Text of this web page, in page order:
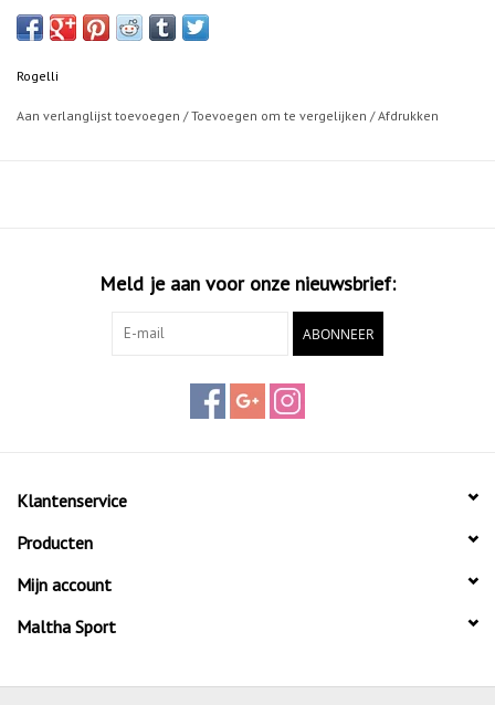
Model is 185cm en draagt maat M
winterdagen. De gevoerde stof biedt optimale isolatie. De elasticiteit
van de stof creëert een geoptimaliseerde pasvorm en een hoog
Rogelli
Aan verlanglijst toevoegen /Toevoegen om te vergelijken /Afdrukken
Meld je aan voor onze nieuwsbrief:
ABONNEER
Klantenservice
Producten
Mijn account
Maltha Sport